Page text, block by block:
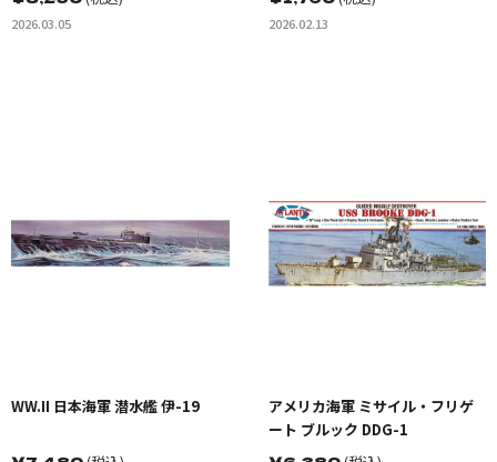
2026.03.05 2026.02.13
WW.II 日本海軍 潜水艦 伊-19
アメリカ海軍 ミサイル・フリゲ
ート ブルック DDG-1